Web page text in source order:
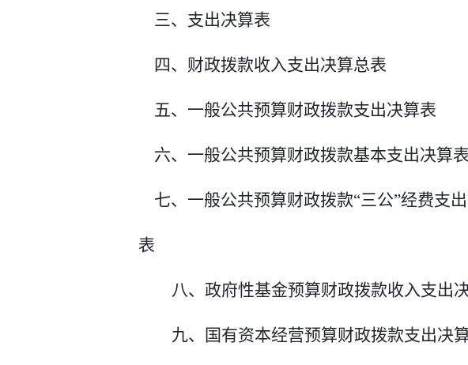
三、支出决算表
四、财政拨款收入支出决算总表
五、一般公共预算财政拨款支出决算表
六、一般公共预算财政拨款基本支出决算表
七、一般公共预算财政拨款“三公”经费支
表
八、 政府性基金预算财政拨款收入支出
九、 国有资本经营预算财政拨款支出决